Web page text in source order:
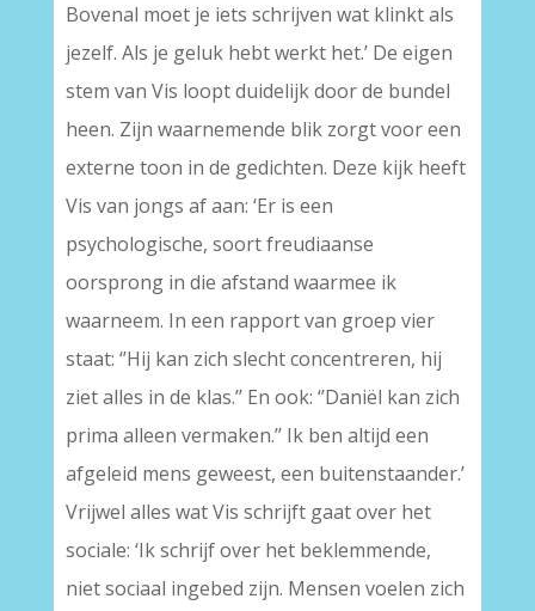
Bovenal moet je iets schrijven wat klinkt als
jezelf. Als je geluk hebt werkt het.’ De eigen
stem van Vis loopt duidelijk door de bundel
heen. Zijn waarnemende blik zorgt voor een
externe toon in de gedichten. Deze kijk heeft
Vis van jongs af aan: ‘Er is een
psychologische, soort freudiaanse
oorsprong in die afstand waarmee ik
waarneem. In een rapport van groep vier
staat: ‘’Hij kan zich slecht concentreren, hij
ziet alles in de klas.’’ En ook: ‘’Daniël kan zich
prima alleen vermaken.’’ Ik ben altijd een
afgeleid mens geweest, een buitenstaander.’
Vrijwel alles wat Vis schrijft gaat over het
sociale: ‘Ik schrijf over het beklemmende,
niet sociaal ingebed zijn. Mensen voelen zich